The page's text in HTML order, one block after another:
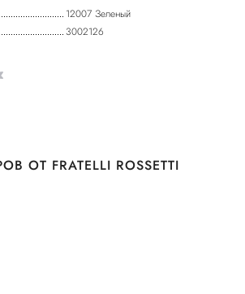
12007 Зеленый
3002126
ОТ FRATELLI ROSSETTI